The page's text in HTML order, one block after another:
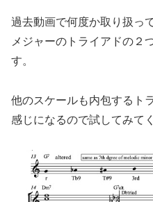
過去動画で何度か取り扱っ
メジャーのトライアドの２
す。
他のスケールも内包するト
感じになるので試してみて